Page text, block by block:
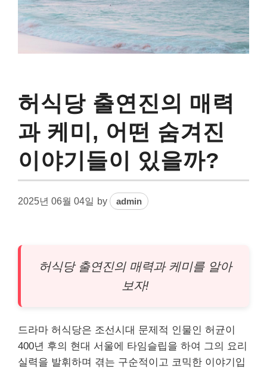
허식당 출연진의 매력
과 케미, 어떤 숨겨진
이야기들이 있을까?
2025년 06월 04일 by admin
허식당 출연진의 매력과 케미를 알아
보자!
드라마 허식당은 조선시대 문제적 인물인 허균이
400년 후의 현대 서울에 타임슬립을 하여 그의 요리
실력을 발휘하며 겪는 구순적이고 코믹한 이야기입